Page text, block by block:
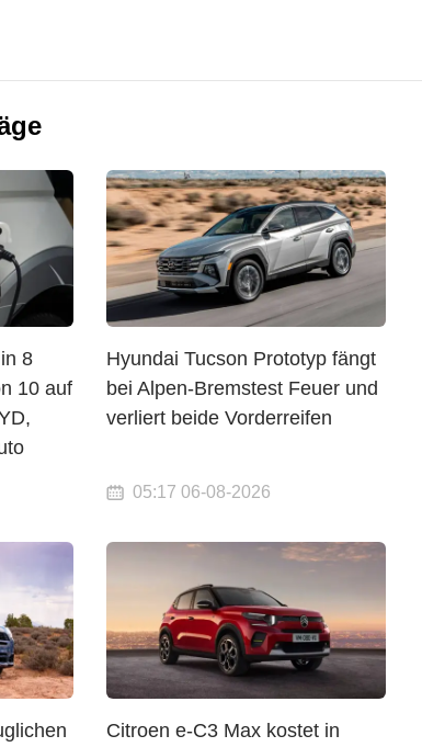
8
10 auf
Hyundai Tucson Prototyp fängt
bei Alpen-Bremstest Feuer und
verliert beide Vorderreifen
05:17 06-08-2026
Citroen e-C3 Max kostet in